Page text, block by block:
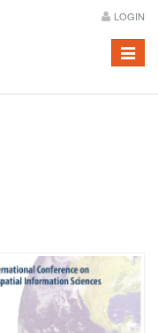
LOGIN
Menú